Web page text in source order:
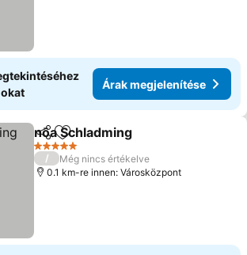
Árak megjelenítése
Megosztás
Hozzáadás a kedvencekhez
nōa Schladming
5 Kategória
/
Még nincs értékelve
0.1 km-re innen: Városközpont